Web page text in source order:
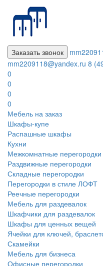
Заказать звонок
mm2209118@yandex.ru 8
0
0
0
0
Мебель на заказ
Шкафы-купе
Распашные шкафы
Кухни
Межкомнатные перегородки
Раздвижные перегородки
Складные перегородки
Перегородки в стиле ЛОФТ
Реечные перегородки
Мебель для раздевалок
Шкафчики для раздевалок
Шкафы для ценных вещей
Ячейки для ключей,
Скамейки
Мебель для бизнеса
Офисные перегородки